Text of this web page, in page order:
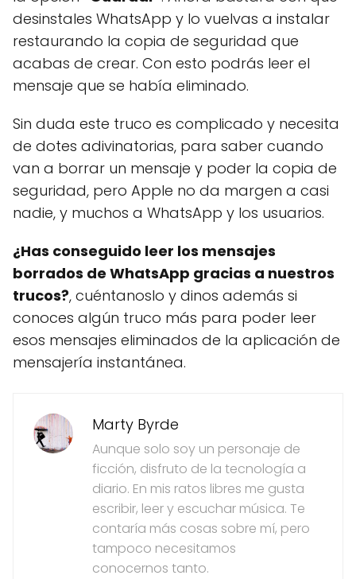
desinstales WhatsApp y lo vuelvas a instalar
restaurando la copia de seguridad que
acabas de crear. Con esto podrás leer el
mensaje que se había eliminado.
Sin duda este truco es complicado y necesita
de dotes adivinatorias, para saber cuando
van a borrar un mensaje y poder la copia de
seguridad, pero Apple no da margen a casi
nadie, y muchos a WhatsApp y los usuarios.
¿Has conseguido leer los mensajes
borrados de WhatsApp gracias a nuestros
trucos?, cuéntanoslo y dinos además si
conoces algún truco más para poder leer
esos mensajes eliminados de la aplicación de
mensajería instantánea.
Marty Byrde
Aunque solo soy un personaje de
ficción, disfruto de la tecnología a
diario. En mis ratos libres me gusta
escribir, leer y escuchar música. Te
contaría más cosas sobre mí, pero
tampoco necesitamos
conocernos tanto.